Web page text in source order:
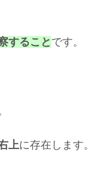
することです。
上に存在します。